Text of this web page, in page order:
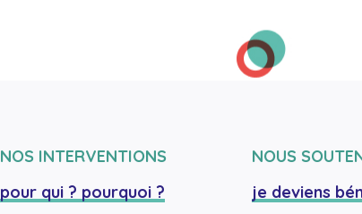
NOS INTERVENTIONS
pour qui ? pourquoi ?
NOUS
je deviens